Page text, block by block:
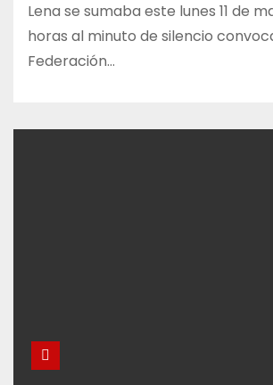
Lena se sumaba este lunes 11 de
horas al minuto de silencio
Federación…